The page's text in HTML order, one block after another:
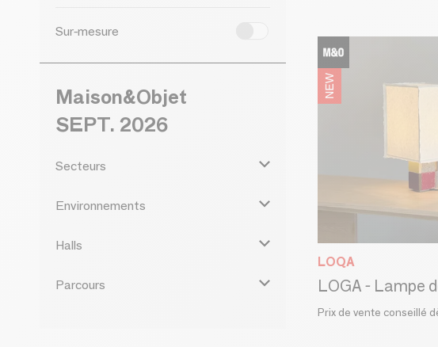
Sur-mesure
Maison&Objet
SEPT. 2026
Secteurs
Environnements
Halls
Parcours
LOQA
Prix de vente conseillé